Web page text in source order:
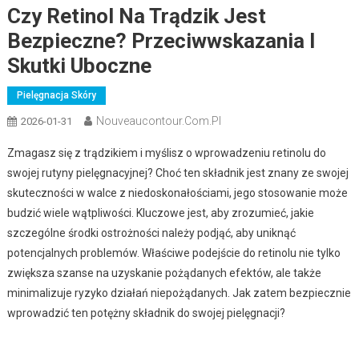
Czy Retinol Na Trądzik Jest
Bezpieczne? Przeciwwskazania I
Skutki Uboczne
Pielęgnacja Skóry
2026-01-31 Nouveaucontour.com.pl
Zmagasz się z trądzikiem i myślisz o wprowadzeniu retinolu do
swojej rutyny pielęgnacyjnej? Choć ten składnik jest znany ze swojej
skuteczności w walce z niedoskonałościami, jego stosowanie może
budzić wiele wątpliwości. Kluczowe jest, aby zrozumieć, jakie
szczególne środki ostrożności należy podjąć, aby uniknąć
potencjalnych problemów. Właściwe podejście do retinolu nie tylko
zwiększa szanse na uzyskanie pożądanych efektów, ale także
minimalizuje ryzyko działań niepożądanych. Jak zatem bezpiecznie
wprowadzić ten potężny składnik do swojej pielęgnacji?